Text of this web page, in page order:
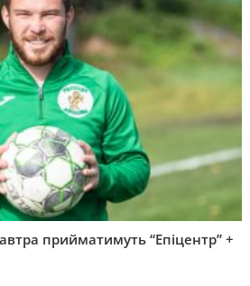
прийматимуть “Епіцентр” +